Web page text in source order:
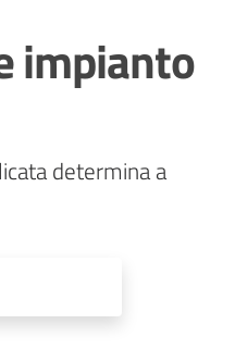
impianto
determina a